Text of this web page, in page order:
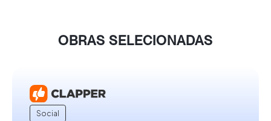
OBRAS SELECIONADAS
Social